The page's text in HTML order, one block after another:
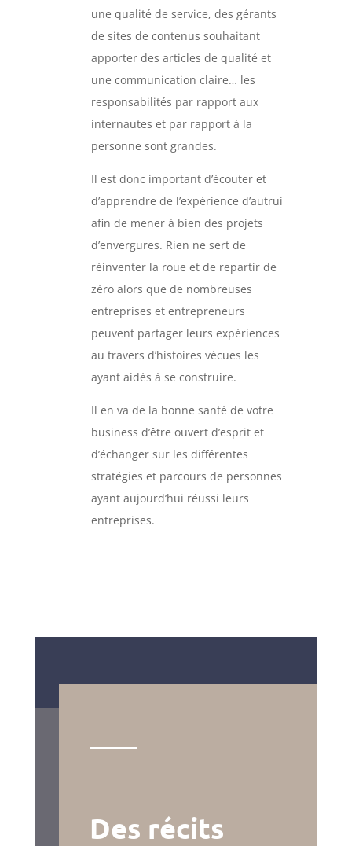
une qualité de service, des gérants
de sites de contenus souhaitant
apporter des articles de qualité et
une communication claire… les
responsabilités par rapport aux
internautes et par rapport à la
personne sont grandes.
Il est donc important d’écouter et
d’apprendre de l’expérience d’autrui
afin de mener à bien des projets
d’envergures. Rien ne sert de
réinventer la roue et de repartir de
zéro alors que de nombreuses
entreprises et entrepreneurs
peuvent partager leurs expériences
au travers d’histoires vécues les
ayant aidés à se construire.
Il en va de la bonne santé de votre
business d’être ouvert d’esprit et
d’échanger sur les différentes
stratégies et parcours de personnes
ayant aujourd’hui réussi leurs
entreprises.
Des récits